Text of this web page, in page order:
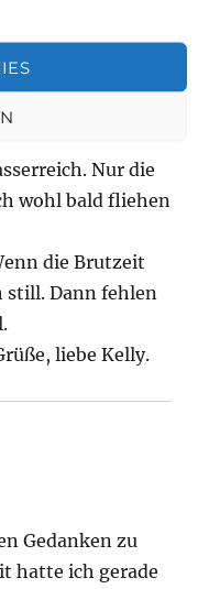
Gewitter
Nur die
wohl bald fliehen
die Brutzeit
still. Dann fehlen
liebe Kelly.
Gedanken zu
hatte ich gerade